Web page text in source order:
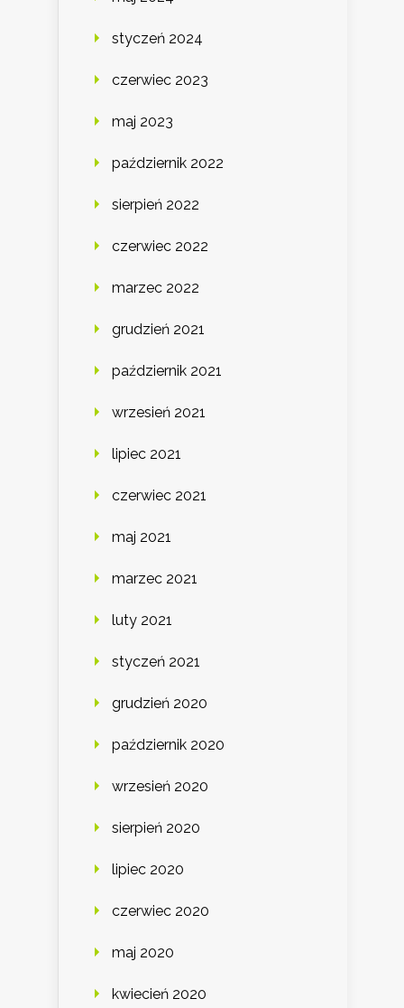
styczeń 2024
czerwiec 2023
maj 2023
październik 2022
sierpień 2022
czerwiec 2022
marzec 2022
grudzień 2021
październik 2021
wrzesień 2021
lipiec 2021
czerwiec 2021
maj 2021
marzec 2021
luty 2021
styczeń 2021
grudzień 2020
październik 2020
wrzesień 2020
sierpień 2020
lipiec 2020
czerwiec 2020
maj 2020
kwiecień 2020